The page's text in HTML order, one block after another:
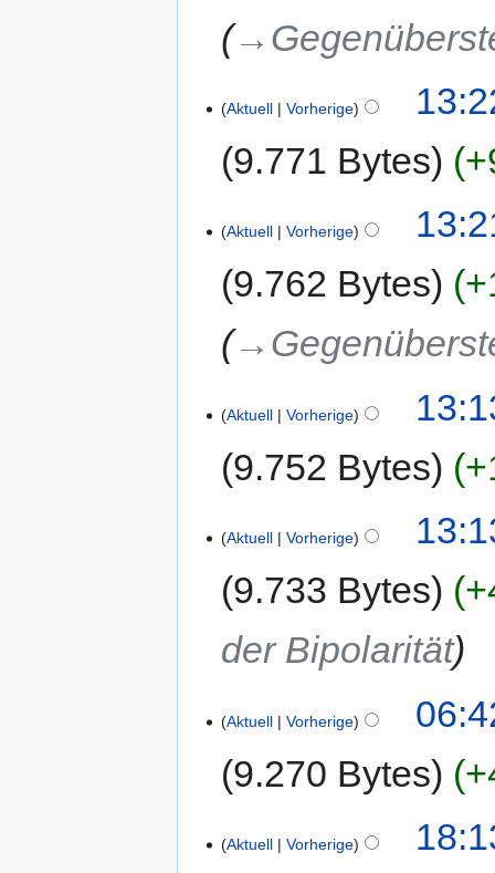
Aktuell Vorherige
9.771 Bytes
Aktuell Vorherige
9.762 Bytes
Aktuell Vorherige
9.752 Bytes
Aktuell Vorherige
9.733 Bytes
der Bipolarität
Aktuell Vorherige
9.270 Bytes
Aktuell Vorherige